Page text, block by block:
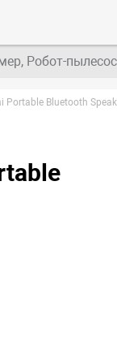
Робот-
Portable Bluetooth